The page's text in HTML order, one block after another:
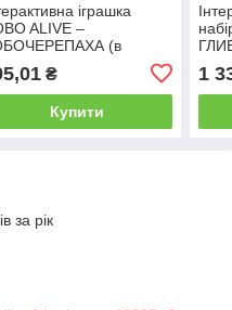
іграшка
ALIVE –
(в
₴
Купити
1
за рік